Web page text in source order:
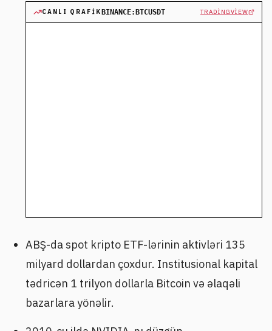
CANLI QRAFIK BINANCE:BTCUSDT TRADINGVIEW
ABŞ-da spot kripto ETF-lərinin aktivləri 135
milyard dollardan çoxdur. Institusional kapital
tədricən 1 trilyon dollarla Bitcoin və əlaqəli
bazarlara yönəlir.